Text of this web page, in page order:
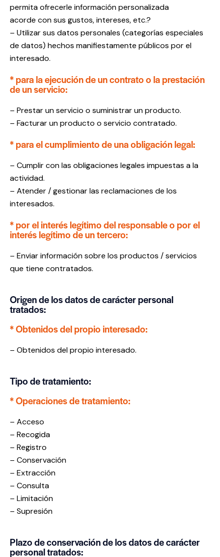
permita ofrecerle información personalizada
acorde con sus gustos, intereses, etc.?
– Utilizar sus datos personales (categorías especiales
de datos) hechos manifiestamente públicos por el
interesado.
* para la ejecución de un contrato o la prestación
de un servicio:
– Prestar un servicio o suministrar un producto.
– Facturar un producto o servicio contratado.
* para el cumplimiento de una obligación legal:
– Cumplir con las obligaciones legales impuestas a la
actividad.
– Atender / gestionar las reclamaciones de los
interesados.
* por el interés legítimo del responsable o por el
interés legítimo de un tercero:
– Enviar información sobre los productos / servicios
que tiene contratados.
Origen de los datos de carácter personal
tratados:
* Obtenidos del propio interesado:
– Obtenidos del propio interesado.
Tipo de tratamiento:
* Operaciones de tratamiento:
– Acceso
– Recogida
– Registro
– Conservación
– Extracción
– Consulta
– Limitación
– Supresión
Plazo de conservación de los datos de carácter
personal tratados: